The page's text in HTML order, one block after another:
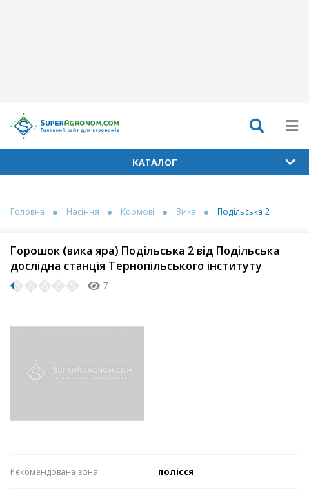
КАТАЛОГ
Головна Насіння Кормові Вика Подільська 2
Горошок (вика яра) Подільська 2 від Подільська
дослідна станція Тернопільського інституту
7
Рекомендована зона полісся